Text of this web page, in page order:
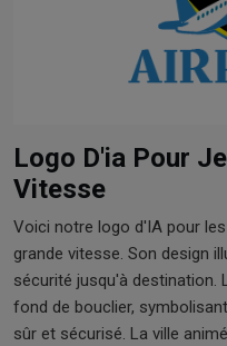
Logo D'ia Pour
Vitesse
Voici notre logo d'IA pour
grande vitesse. Son design
sécurité jusqu'à destination.
fond de bouclier,
sûr et sécurisé. La ville